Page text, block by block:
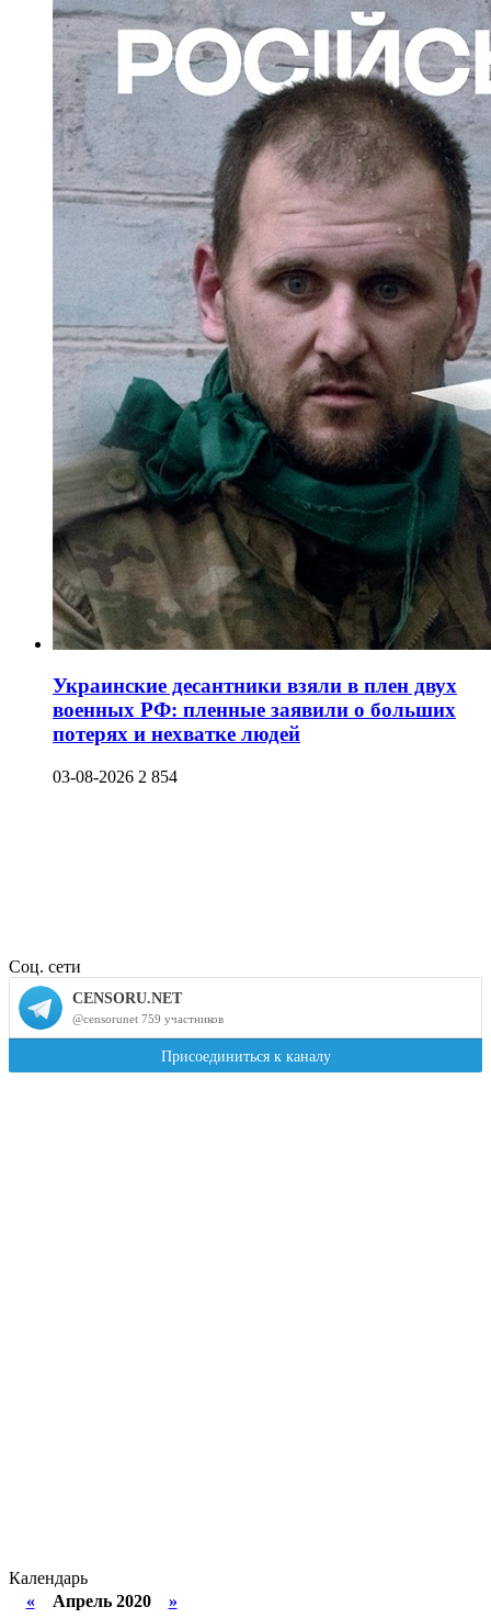
Украинские десантники взяли в плен двух
военных РФ: пленные заявили о больших
потерях и нехватке людей
03-08-2026 2 854
Соц. сети
Календарь
«Апрель 2020 »